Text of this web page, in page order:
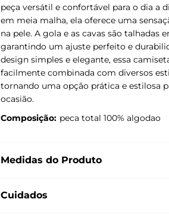
peça versátil e confortável para o dia a
em meia malha, ela oferece uma
na pele. A gola e as cavas são talhadas
garantindo um ajuste perfeito e
design simples e elegante, essa
facilmente combinada com diversos
tornando uma opção prática e estilosa
ocasião.
Composição: peca total 100% algodao
Medidas do Produto
Cuidados